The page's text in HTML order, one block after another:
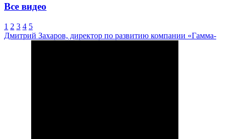
Все видео
1 2 3 4 5
Дмитрий Захаров, директор по развитию компании «Гамма-